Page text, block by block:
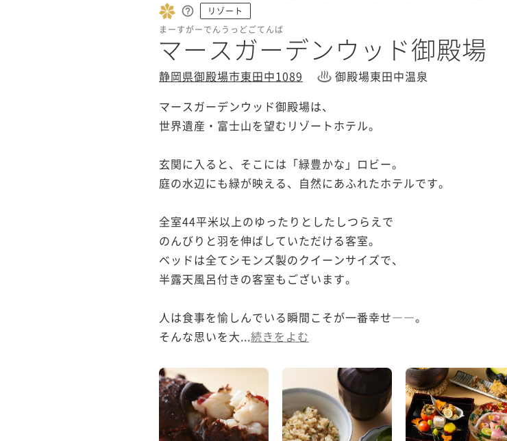
リゾート
まーすがーでんうっどごてんば
マースガーデンウッド御殿場
静岡県御殿場市東田中1089
御殿場東田中温泉
マースガーデンウッド御殿場は、
世界遺産・富士山を望むリゾートホテル。
玄関に入ると、そこには「緑豊かな」ロビー。
庭の水辺にも緑が映える、自然にあふれたホテルです。
全室44平米以上のゆったりとしたしつらえで
のんびりと羽を伸ばしていただける客室。
ベッドは全てシモンズ製のクイーンサイズで、
半露天風呂付きの客室もございます。
人は食事を愉しんでいる瞬間こそが一番幸せ――。
そんな思いを大...続きをよむ